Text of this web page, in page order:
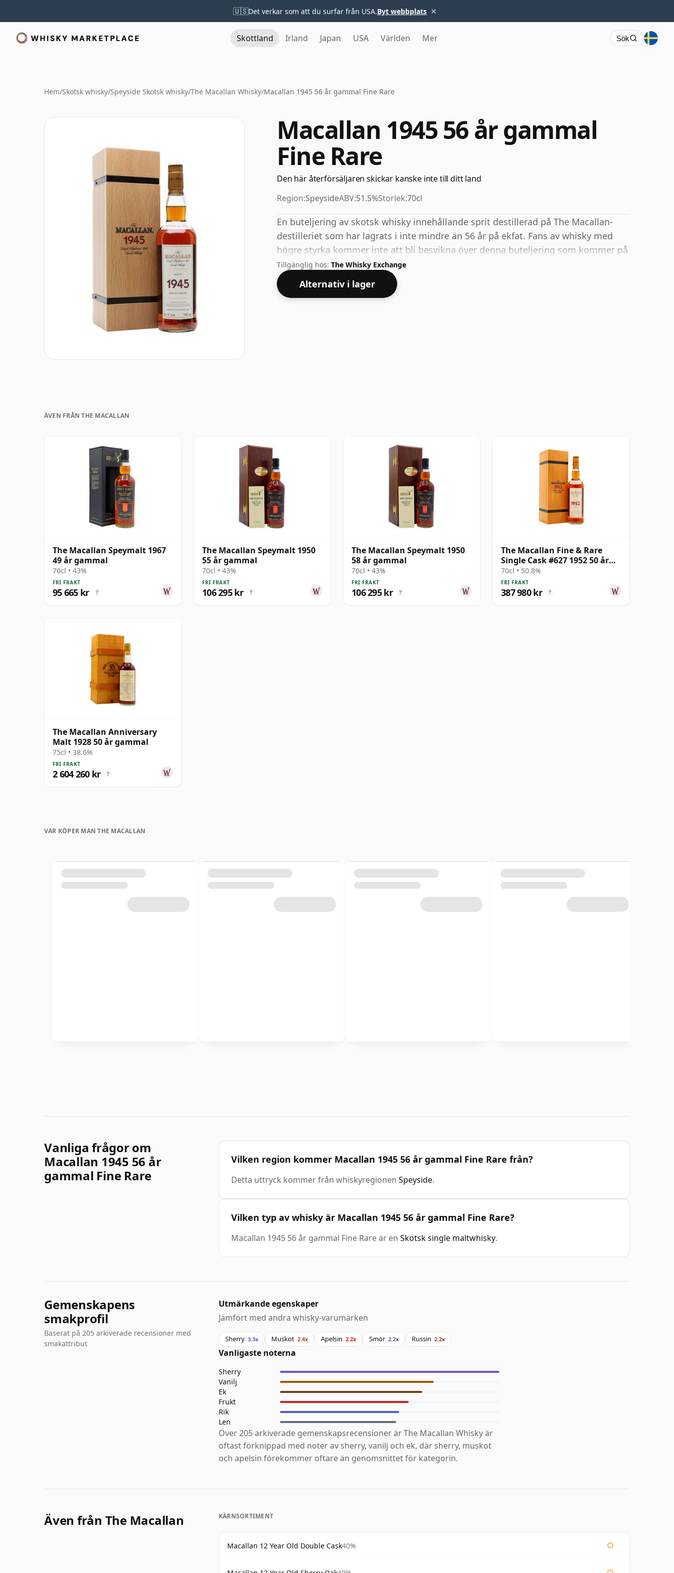
🇺🇸Det verkar som att du surfar från USA.Byt webbplats ×
Skottland Irland Japan USA Världen Mer Sök
Hem/Skotsk whisky/Speyside Skotsk whisky/The Macallan Whisky/Macallan 1945 56 år gammal Fine Rare
Macallan 1945 56 år gammal
Fine Rare
Den här återförsäljaren skickar kanske inte till ditt land
Region:SpeysideABV:51.5%Storlek:70cl
En buteljering av skotsk whisky innehållande sprit destillerad på The Macallan-
destilleriet som har lagrats i inte mindre än 56 år på ekfat. Fans av whisky med
högre styrka kommer inte att bli besvikna över denna buteljering som kommer på
51,5 % ABV.
Tillgänglig hos: The Whisky Exchange
Alternativ i lager
ÄVEN FRÅN THE MACALLAN
The Macallan Speymalt 1967
49 år gammal
70cl • 43%
FRI FRAKT
95 665 kr ?
The Macallan Speymalt 1950
55 år gammal
70cl • 43%
FRI FRAKT
106 295 kr ?
The Macallan Speymalt 1950
58 år gammal
70cl • 43%
FRI FRAKT
106 295 kr ?
The Macallan Fine & Rare
Single Cask #627 1952 50 år
gammal
70cl • 50.8%
FRI FRAKT
387 980 kr ?
The Macallan Anniversary
Malt 1928 50 år gammal
75cl • 38.6%
FRI FRAKT
2 604 260 kr ?
VAR KÖPER MAN THE MACALLAN
Vanliga frågor om
Macallan 1945 56 år
gammal Fine Rare
Vilken region kommer Macallan 1945 56 år gammal Fine Rare från?
Detta uttryck kommer från whiskyregionen Speyside.
Vilken typ av whisky är Macallan 1945 56 år gammal Fine Rare?
Macallan 1945 56 år gammal Fine Rare är en Skotsk single maltwhisky.
Gemenskapens
smakprofil
Baserat på 205 arkiverade recensioner med
smakattribut
Utmärkande egenskaper
Jämfört med andra whisky-varumärken
Sherry 3.3x Muskot 2.4x Apelsin 2.2x Smör 2.2x Russin 2.2x
Vanligaste noterna
Sherry
Vanilj
Ek
Frukt
Rik
Len
Över 205 arkiverade gemenskapsrecensioner är The Macallan Whisky är
oftast förknippad med noter av sherry, vanilj och ek, där sherry, muskot
och apelsin förekommer oftare än genomsnittet för kategorin.
Även från The Macallan KÄRNSORTIMENT
Macallan 12 Year Old Double Cask40%